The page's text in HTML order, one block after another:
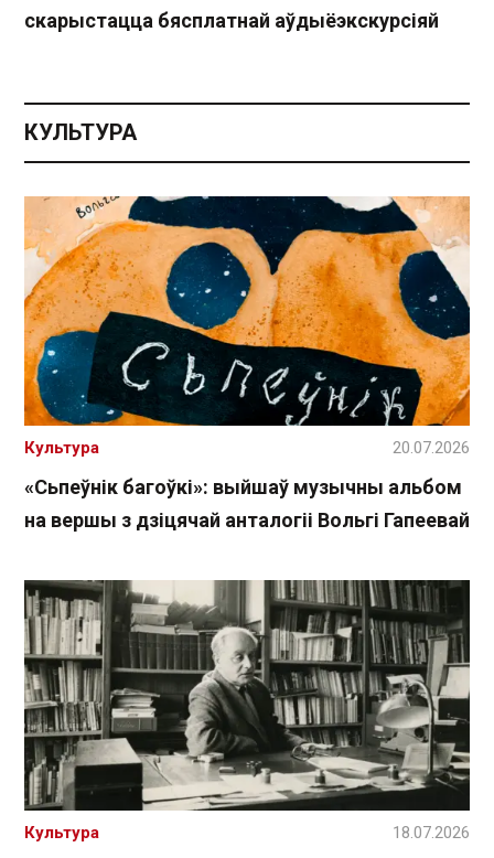
скарыстацца бясплатнай аўдыёэкскурсіяй
КУЛЬТУРА
«Сьпеўнік багоўкі»: выйшаў музычны альбом
на вершы з дзіцячай анталогіі Вольгі Гапеевай
Культура 20.07.2026
Культура 18.07.2026